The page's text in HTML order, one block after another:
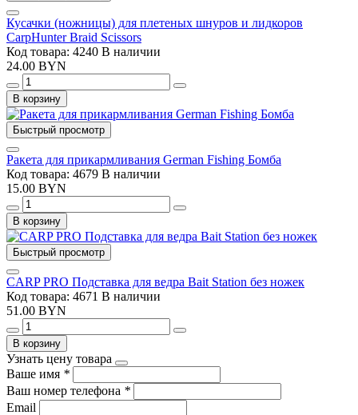
Кусачки (ножницы) для плетеных шнуров и лидкоров
CarpHunter Braid Scissors
Код товара: 4240 В наличии
24.00 BYN
В корзину
Быстрый просмотр
Ракета для прикармливания German Fishing Бомба
Код товара: 4679 В наличии
15.00 BYN
В корзину
Быстрый просмотр
CARP PRO Подставка для ведра Bait Station без ножек
Код товара: 4671 В наличии
51.00 BYN
В корзину
Узнать цену товара
Ваше имя *
Ваш номер телефона *
Email